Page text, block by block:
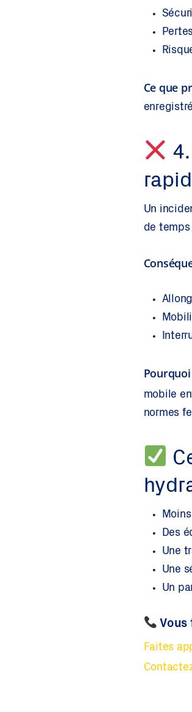
Ce que
Un
de
mobile
normes
Des
Une
Une
Un
Vous
Faites